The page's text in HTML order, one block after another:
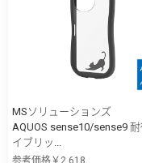
MSソリューションズ
AQUOS sense10/sense9
イブリッ...
参考価格￥2,618